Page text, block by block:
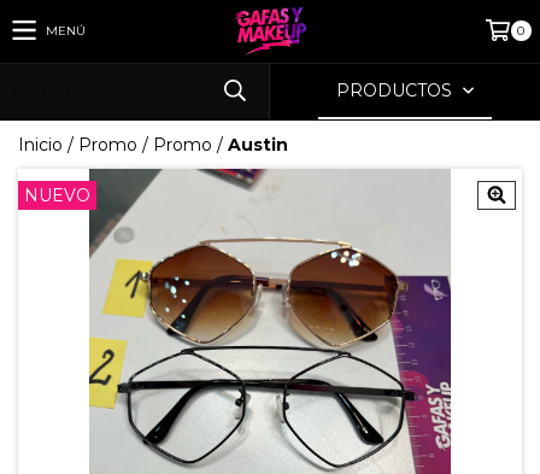
MENÚ 0
PRODUCTOS
Inicio / Promo / Promo / Austin
NUEVO